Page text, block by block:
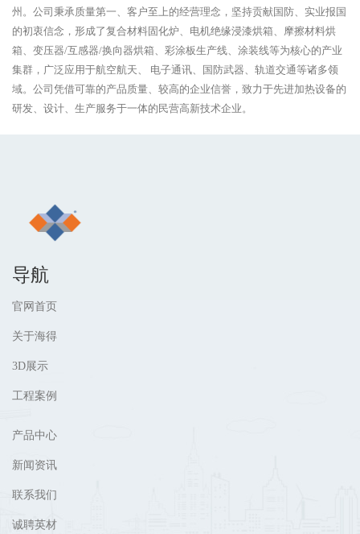
州。公司秉承质量第一、客户至上的经营理念，坚持贡献国防、实业报国
的初衷信念，形成了复合材料固化炉、电机绝缘浸漆烘箱、摩擦材料烘
箱、变压器/互感器/换向器烘箱、彩涂板生产线、涂装线等为核心的产业
集群，广泛应用于航空航天、 电子通讯、国防武器、轨道交通等诸多领
域。公司凭借可靠的产品质量、较高的企业信誉，致力于先进加热设备的
研发、设计、生产服务于一体的民营高新技术企业。
导航
官网首页
关于海得
3D展示
工程案例
产品中心
新闻资讯
联系我们
诚聘英材